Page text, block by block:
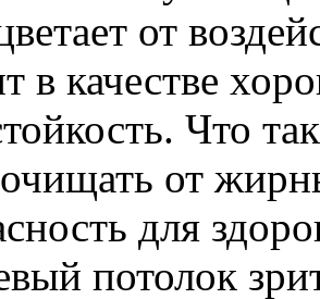
от
в качестве
Что
от
для
потолок